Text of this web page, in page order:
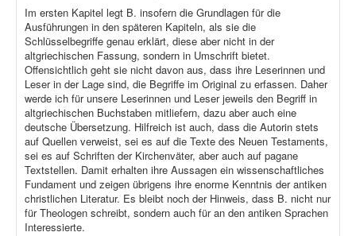
Im ersten Kapitel legt B. insofern die Grundlagen für die
Ausführungen in den späteren Kapiteln, als sie die
Schlüsselbegriffe genau erklärt, diese aber nicht in der
altgriechischen Fassung, sondern in Umschrift bietet.
Offensichtlich geht sie nicht davon aus, dass ihre Leserinnen und
Leser in der Lage sind, die Begriffe im Original zu erfassen. Daher
werde ich für unsere Leserinnen und Leser jeweils den Begriff in
altgriechischen Buchstaben mitliefern, dazu aber auch eine
deutsche Übersetzung. Hilfreich ist auch, dass die Autorin stets
auf Quellen verweist, sei es auf die Texte des Neuen Testaments,
sei es auf Schriften der Kirchenväter, aber auch auf pagane
Textstellen. Damit erhalten ihre Aussagen ein wissenschaftliches
Fundament und zeigen übrigens ihre enorme Kenntnis der antiken
christlichen Literatur. Es bleibt noch der Hinweis, dass B. nicht nur
für Theologen schreibt, sondern auch für an den antiken Sprachen
Interessierte.